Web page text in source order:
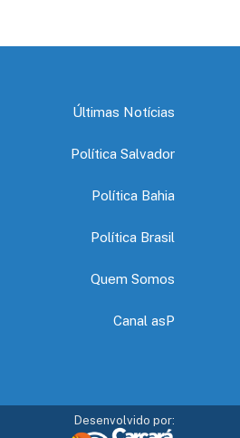
Últimas Notícias
Política Salvador
Política Bahia
Política Brasil
Quem Somos
Canal asP
Desenvolvido por: